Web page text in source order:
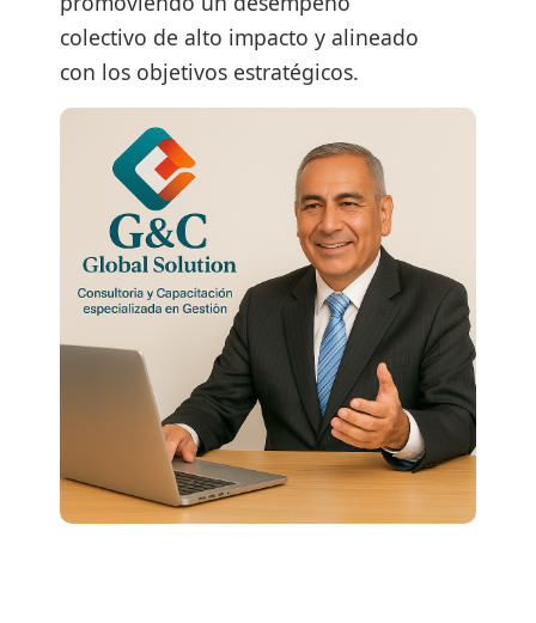
colectivo de alto impacto y alineado
con los objetivos estratégicos.